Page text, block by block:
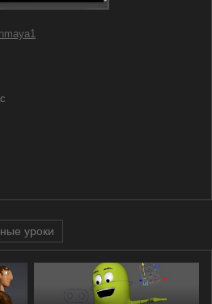
уроки